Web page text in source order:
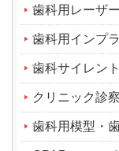
歯科用レーザー
歯科用インプ
歯科サイレン
クリニック診
歯科用模型・